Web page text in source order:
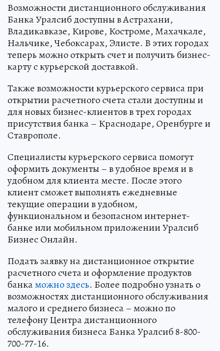
Возможности дистанционного обслуживания
Банка Уралсиб доступны в Астрахани,
Владикавказе, Кирове, Костроме, Махачкале,
Нальчике, Чебоксарах, Элисте. В этих городах
теперь можно открыть счет и получить бизнес-
карту с курьерской доставкой.
Также возможности курьерского сервиса при
открытии расчетного счета стали доступны и
для новых бизнес-клиентов в трех городах
присутствия банка – Краснодаре, Оренбурге и
Ставрополе.
Специалисты курьерского сервиса помогут
оформить документы – в удобное время и в
удобном для клиента месте. После этого
клиент сможет выполнять ежедневные
текущие операции в удобном,
функциональном и безопасном интернет-
банке или мобильном приложении Уралсиб
Бизнес Онлайн.
Подать заявку на дистанционное открытие
расчетного счета и оформление продуктов
банкаможно здесь. Более подробно узнать о
возможностях дистанционного обслуживания
малого и среднего бизнеса – можно по
телефону Центра дистанционного
обслуживания бизнеса Банка Уралсиб 8-800-
700-77-16.